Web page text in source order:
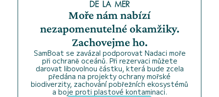
Moře nám nabízí
nezapomenutelné okamžiky.
Zachovejme ho.
SamBoat se zavázal podporovat Nadaci moře
při ochraně oceánů. Při rezervaci můžete
darovat libovolnou částku, která bude zcela
předána na projekty ochrany mořské
biodiverzity, zachování pobřežních ekosystémů
a boje proti plastové kontaminaci.